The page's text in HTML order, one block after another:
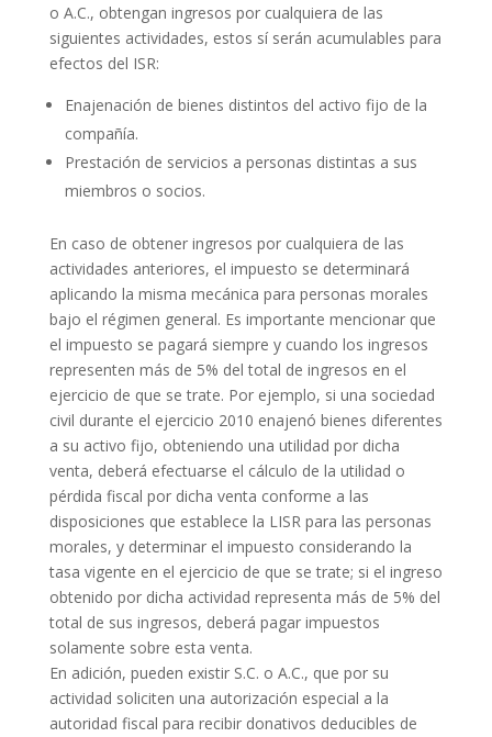
o A.C., obtengan ingresos por cualquiera de las
siguientes actividades, estos sí serán acumulables para
efectos del ISR:
Enajenación de bienes distintos del activo fijo de la
compañía.
Prestación de servicios a personas distintas a sus
miembros o socios.
En caso de obtener ingresos por cualquiera de las
actividades anteriores, el impuesto se determinará
aplicando la misma mecánica para personas morales
bajo el régimen general. Es importante mencionar que
el impuesto se pagará siempre y cuando los ingresos
representen más de 5% del total de ingresos en el
ejercicio de que se trate. Por ejemplo, si una sociedad
civil durante el ejercicio 2010 enajenó bienes diferentes
a su activo fijo, obteniendo una utilidad por dicha
venta, deberá efectuarse el cálculo de la utilidad o
pérdida fiscal por dicha venta conforme a las
disposiciones que establece la LISR para las personas
morales, y determinar el impuesto considerando la
tasa vigente en el ejercicio de que se trate; si el ingreso
obtenido por dicha actividad representa más de 5% del
total de sus ingresos, deberá pagar impuestos
solamente sobre esta venta.
En adición, pueden existir S.C. o A.C., que por su
actividad soliciten una autorización especial a la
autoridad fiscal para recibir donativos deducibles de